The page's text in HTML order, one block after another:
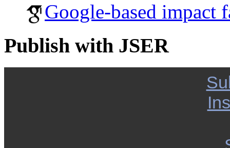
Google-based impact
Publish with JSER